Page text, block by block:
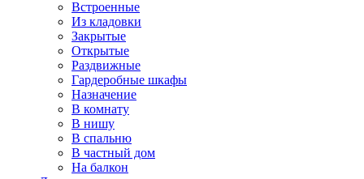
Встроенные
Из кладовки
Закрытые
Открытые
Раздвижные
Гардеробные шкафы
Назначение
В комнату
В нишу
В спальню
В частный дом
На балкон